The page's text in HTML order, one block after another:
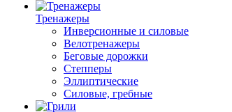
Тренажеры
Инверсионные и силовые
Велотренажеры
Беговые дорожки
Степперы
Эллиптические
Силовые, гребные